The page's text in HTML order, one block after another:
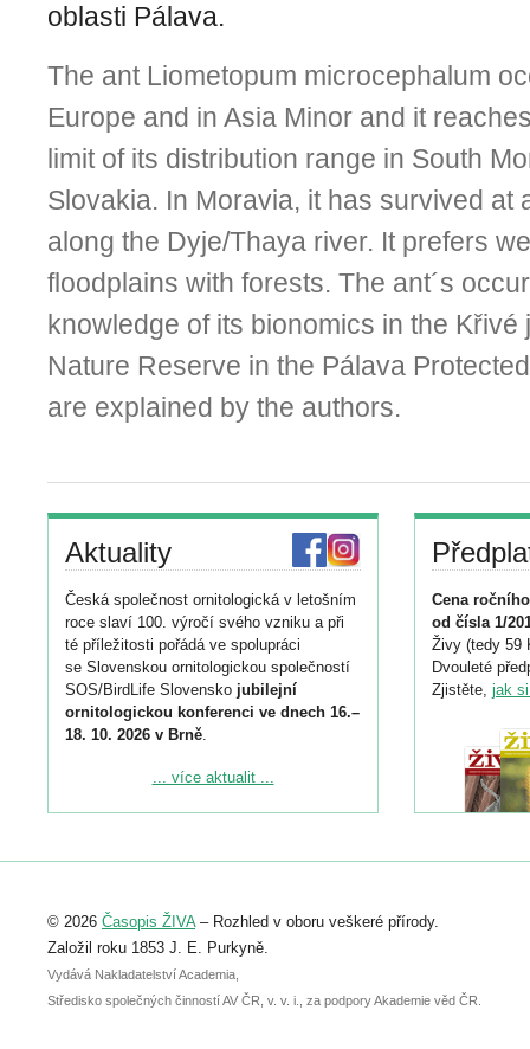
oblasti Pálava.
The ant Liometopum microcephalum
Europe and in Asia Minor and it
limit of its distribution range in South
Slovakia. In Moravia, it has survived at
along the Dyje/Thaya river. It prefers
floodplains with forests. The ant´s
knowledge of its bionomics in the Křivé
Nature Reserve in the Pálava
are explained by the authors.
Aktuality
Česká společnost ornitologická v letošním
roce slaví 100. výročí svého vzniku a při
té příležitosti pořádá ve spolupráci
se Slovenskou ornitologickou společností
SOS/BirdLife Slovensko jubilejní
ornitologickou konferenci ve dnech 16.–
18. 10. 2026 v Brně.
Podrobnější informace ke konferenci
Registrovat se můžete do 6. září.
abstraktu přihlášené přednášky nebo
posteru je už 30. června.
... více aktualit ...
Cena
od čísla 1/
Živy (tedy 59
Dvouleté
Zjistěte, jak
© 2026 Časopis ŽIVA– Rozhled v oboru veškeré přírody.
Založil roku 1853 J. E. Purkyně.
Vydává Nakladatelství Academia,
Středisko společných činností AV ČR, v. v. i., za podpory Akademie věd ČR.